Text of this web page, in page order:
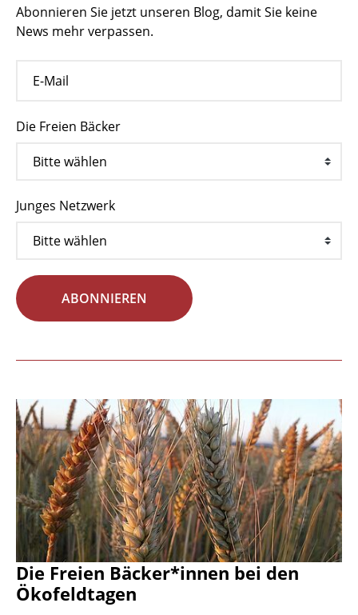
Abonnieren Sie jetzt unseren Blog, damit Sie keine
News mehr verpassen.
Die Freien Bäcker
Junges Netzwerk
ABONNIEREN
Die Freien Bäcker*innen bei den
Ökofeldtagen